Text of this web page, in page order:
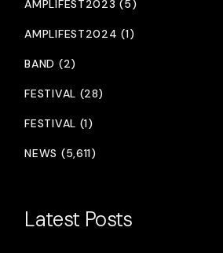
AMPLIFEST2023 (5)
AMPLIFEST2024 (1)
BAND (2)
FESTIVAL (28)
FESTIVAL (1)
NEWS (5,611)
Latest Posts